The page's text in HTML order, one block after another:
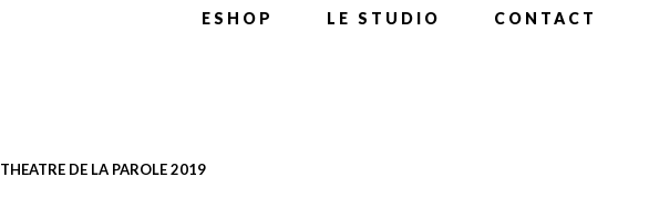
ESHOP LE STUDIO CONTACT
THEATRE DE LA PAROLE 2019